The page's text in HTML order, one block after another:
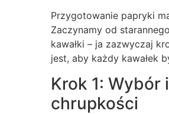
Przygotowanie papryki
Zaczynamy od
kawałki – ja zazwyczaj
jest, aby każdy kawałek
Krok 1:
chrupkości